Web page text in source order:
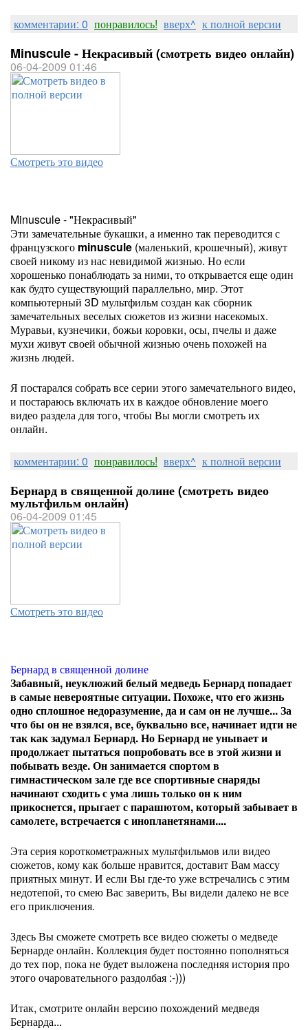
комментарии: 0 понравилось! вверх^ к полной версии
Minuscule - Некрасивый (смотреть видео онлайн)
06-04-2009 01:46
Смотреть это видео
Minuscule - "Некрасивый"
Эти замечательные букашки, а именно так переводится с
французского minuscule (маленький, крошечный), живут
своей никому из нас невидимой жизнью. Но если
хорошенько понаблюдать за ними, то открывается еще один
как будто существующий параллельно, мир. Этот
компьютерный 3D мультфильм создан как сборник
замечательных веселых сюжетов из жизни насекомых.
Муравьи, кузнечики, божьи коровки, осы, пчелы и даже
мухи живут своей обычной жизнью очень похожей на
жизнь людей.
Я постарался собрать все серии этого замечательного видео,
и постараюсь включать их в каждое обновление моего
видео раздела для того, чтобы Вы могли смотреть их
онлайн.
комментарии: 0 понравилось! вверх^ к полной версии
Бернард в священной долине (смотреть видео
мультфильм онлайн)
06-04-2009 01:45
Смотреть это видео
Бернард в священной долине
Забавный, неуклюжий белый медведь Бернард попадает
в самые невероятные ситуации. Похоже, что его жизнь
одно сплошное недоразумение, да и сам он не лучше... За
что бы он не взялся, все, буквально все, начинает идти не
так как задумал Бернард. Но Бернард не унывает и
продолжает пытаться попробовать все в этой жизни и
побывать везде. Он занимается спортом в
гимнастическом зале где все спортивные снаряды
начинают сходить с ума лишь только он к ним
прикоснется, прыгает с парашютом, который забывает в
самолете, встречается с инопланетянами....
Эта серия короткометражных мультфильмов или видео
сюжетов, кому как больше нравится, доставит Вам массу
приятных минут. И если Вы где-то уже встречались с этим
недотепой, то смею Вас заверить, Вы видели далеко не все
его приключения.
Здесь Вы сможете смотреть все видео сюжеты о медведе
Бернарде онлайн. Коллекция будет постоянно пополняться
до тех пор, пока не будет выложена последняя история про
этого очаровательного раздолбая :-)))
Итак, смотрите онлайн версию похождений медведя
Бернарда...